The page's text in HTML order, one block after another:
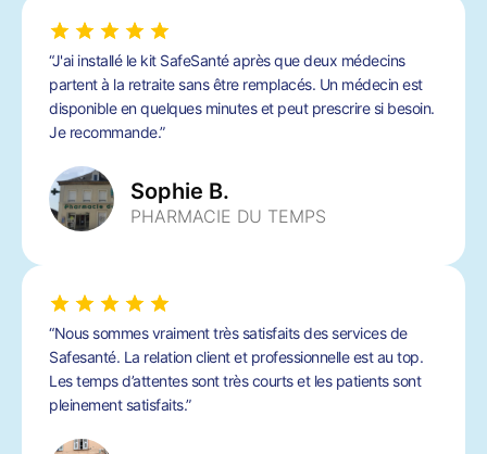
“J'ai installé le kit SafeSanté après que deux médecins
partent à la retraite sans être remplacés. Un médecin est
disponible en quelques minutes et peut prescrire si besoin.
Je recommande.”
Sophie B.
PHARMACIE DU TEMPS
“Nous sommes vraiment très satisfaits des services de
Safesanté. La relation client et professionnelle est au top.
Les temps d’attentes sont très courts et les patients sont
pleinement satisfaits.”